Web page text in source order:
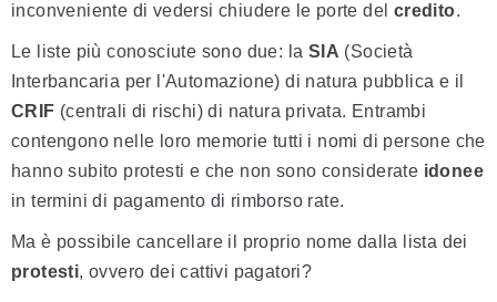
inconveniente di vedersi chiudere le porte del credito.
Le liste più conosciute sono due: la SIA (Società
Interbancaria per l'Automazione) di natura pubblica e il
CRIF (centrali di rischi) di natura privata. Entrambi
contengono nelle loro memorie tutti i nomi di persone che
hanno subito protesti e che non sono considerate idonee
in termini di pagamento di rimborso rate.
Ma è possibile cancellare il proprio nome dalla lista dei
protesti, ovvero dei cattivi pagatori?